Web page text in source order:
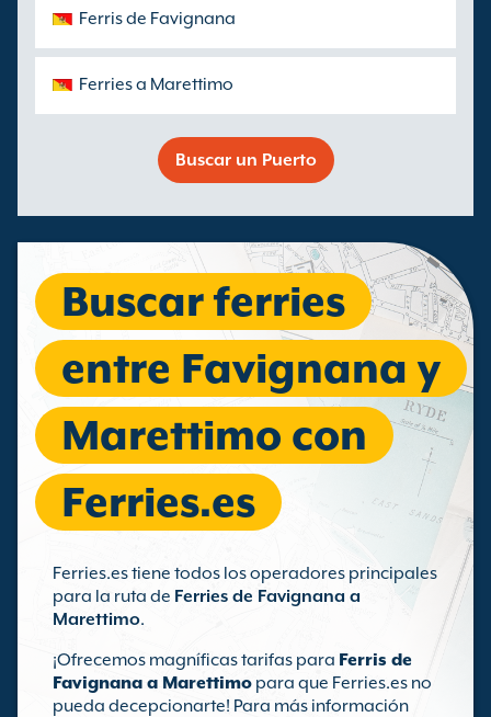
Ferris de Favignana
Ferries a Marettimo
Buscar un Puerto
Buscar ferries
entre Favignana y
Marettimo con
Ferries.es
Ferries.es tiene todos los operadores principales
para la ruta de Ferries de Favignana a
Marettimo.
¡Ofrecemos magníficas tarifas para Ferris de
Favignana a Marettimo para que Ferries.es no
pueda decepcionarte! Para más información